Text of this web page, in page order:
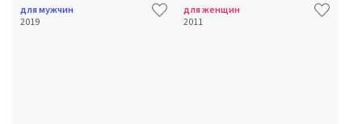
для мужчин
2019
для женщин
2011